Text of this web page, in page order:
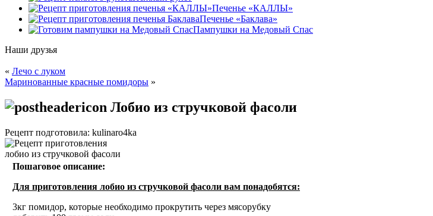
Печенье «КАЛЛЫ»
Печенье «Баклава»
Пампушки на Медовый Спас
Наши друзья
« Лечо с луком
Маринованные красные помидоры »
Лобио из стручковой фасоли
Рецепт подготовила: kulinaro4ka
Пошаговое описание:
Для приготовления лобио из стручковой фасоли вам понадобятся:
3кг помидор, которые необходимо прокрутить через мясорубку